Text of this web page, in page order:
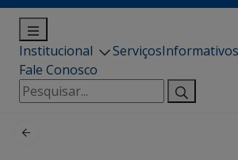
Institucional ServiçosInformativos
Fale Conosco
Pesquisar
por: